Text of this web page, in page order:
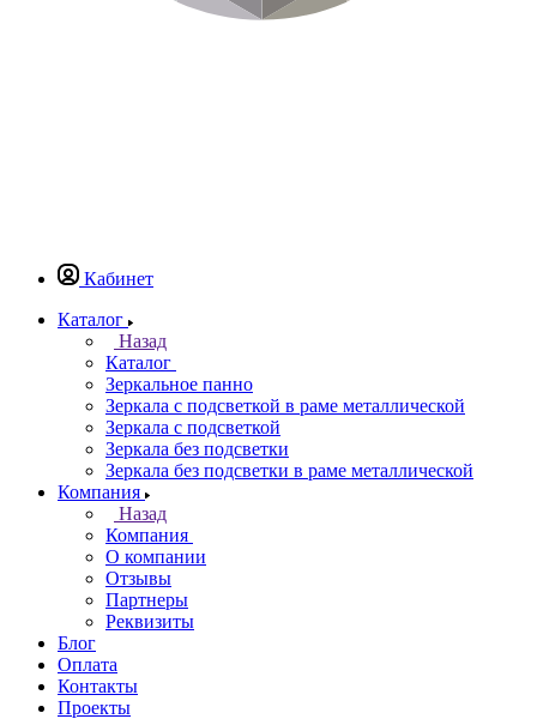
Кабинет
Каталог
Назад
Каталог
Зеркальное панно
Зеркала с подсветкой в раме металлической
Зеркала с подсветкой
Зеркала без подсветки
Зеркала без подсветки в раме металлической
Компания
Назад
Компания
О компании
Отзывы
Партнеры
Реквизиты
Блог
Оплата
Контакты
Проекты